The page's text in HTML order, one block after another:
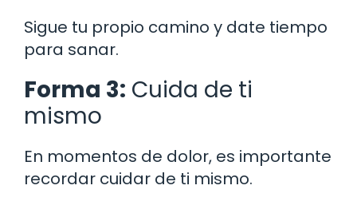
Sigue tu propio camino y date tiempo
para sanar.
Forma 3: Cuida de ti
mismo
En momentos de dolor, es importante
recordar cuidar de ti mismo.